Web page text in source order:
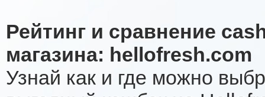
Рейтинг и сравнение
магазина: hellofresh.com
Узнай как и где можно